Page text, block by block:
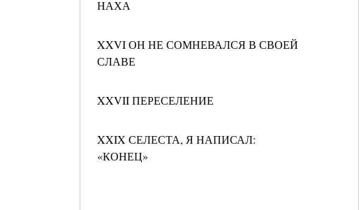
НАХА
XXVI ОН НЕ СОМНЕВАЛСЯ В СВОЕЙ
СЛАВЕ
XXVII ПЕРЕСЕЛЕНИЕ
XXIX СЕЛЕСТА, Я НАПИСАЛ:
«КОНЕЦ»